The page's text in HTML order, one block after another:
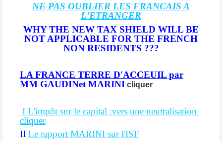
NE PAS OUBLIER LES FRANCAIS A
L'ETRANGER
WHY THE NEW TAX SHIELD WILL BE
NOT APPLICABLE FOR THE FRENCH
NON RESIDENTS ???
LA FRANCE TERRE D'ACCEUIL par
MM GAUDINet MARINI cliquer
I L'impôt sur le capital :vers une neutralisation
cliquer
II Le rapport MARINI sur l'ISF